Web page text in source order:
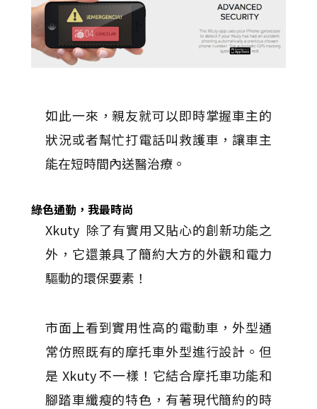
如此一來，親友就可以即時掌握車主的
狀況或者幫忙打電話叫救護車，讓車主
能在短時間內送醫治療。
綠色通勤，我最時尚
Xkuty 除了有實用又貼心的創新功能之
外，它還兼具了簡約大方的外觀和電力
驅動的環保要素！
市面上看到實用性高的電動車，外型通
常仿照既有的摩托車外型進行設計。但
是 Xkuty 不一樣！它結合摩托車功能和
腳踏車纖瘦的特色，有著現代簡約的時